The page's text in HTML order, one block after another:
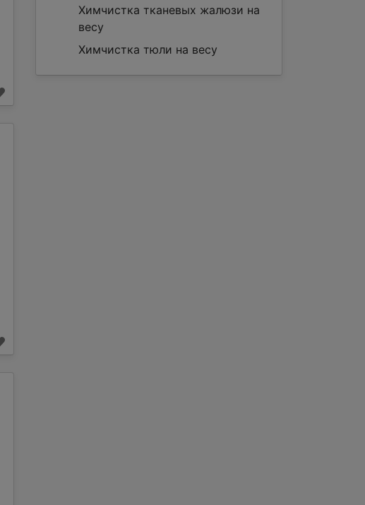
Химчистка тканевых жалюзи на
весу
Химчистка тюли на весу